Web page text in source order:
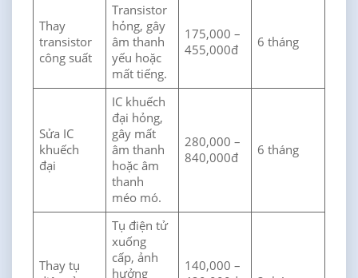
Thay
transistor
công suất
Transistor
hỏng, gây
âm thanh
yếu hoặc
mất tiếng.
175,000 –
455,000đ
6 tháng
Sửa IC
khuếch
đại
IC khuếch
đại hỏng,
gây mất
âm thanh
hoặc âm
thanh
méo mó.
280,000 –
840,000đ
6 tháng
Thay tụ
Tụ điện tử
xuống
cấp, ảnh
hưởng
140,000 –